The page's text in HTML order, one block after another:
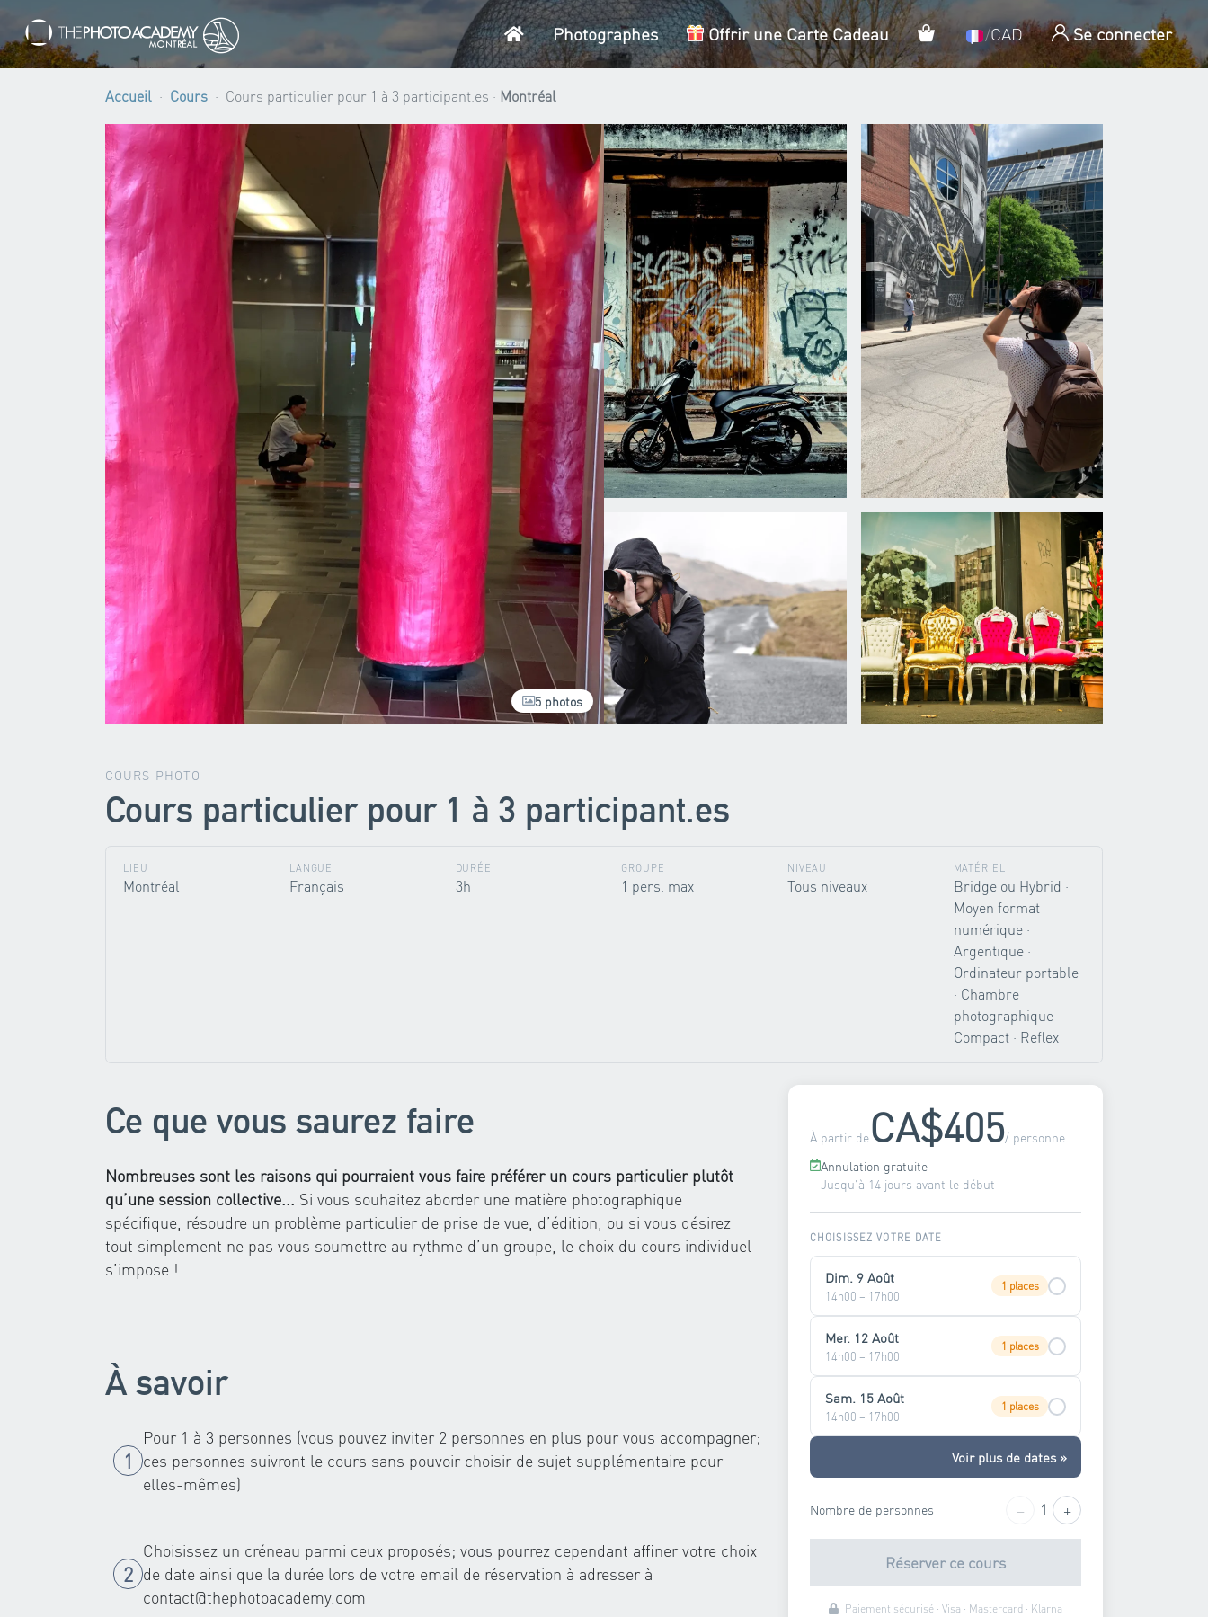
AccueilPhotographes Offrir une Carte Cadeau Panier/CAD Se connecter
Accueil Cours Cours particulier pour 1 à 3 participant.es · Montréal
5 photos
COURS PHOTO
Cours particulier pour 1 à 3 participant.es
LIEU
Montréal
LANGUE
Français
DURÉE
3h
GROUPE
1 pers. max
NIVEAU
Tous niveaux
MATÉRIEL
Bridge ou Hybrid ·
Moyen format
numérique ·
Argentique ·
Ordinateur portable
· Chambre
photographique ·
Compact · Reflex
Ce que vous saurez faire
Nombreuses sont les raisons qui pourraient vous faire préférer un cours particulier plutôt
qu’une session collective... Si vous souhaitez aborder une matière photographique
spécifique, résoudre un problème particulier de prise de vue, d’édition, ou si vous désirez
tout simplement ne pas vous soumettre au rythme d’un groupe, le choix du cours individuel
s’impose !
À savoir
Pour 1 à 3 personnes (vous pouvez inviter 2 personnes en plus pour vous accompagner;
ces personnes suivront le cours sans pouvoir choisir de sujet supplémentaire pour
elles-mêmes)
Choisissez un créneau parmi ceux proposés; vous pourrez cependant affiner votre choix
de date ainsi que la durée lors de votre email de réservation à adresser à
contact@thephotoacademy.com
À partir deCA$405/ personne
Annulation gratuite
Jusqu'à 14 jours avant le début
CHOISISSEZ VOTRE DATE
Dim. 9 Août
14h00 – 17h00
1 places
Mer. 12 Août
14h00 – 17h00
1 places
Sam. 15 Août
14h00 – 17h00
1 places
Voir plus de dates »
Nombre de personnes − 1 +
Réserver ce cours
Paiement sécurisé · Visa · Mastercard · Klarna